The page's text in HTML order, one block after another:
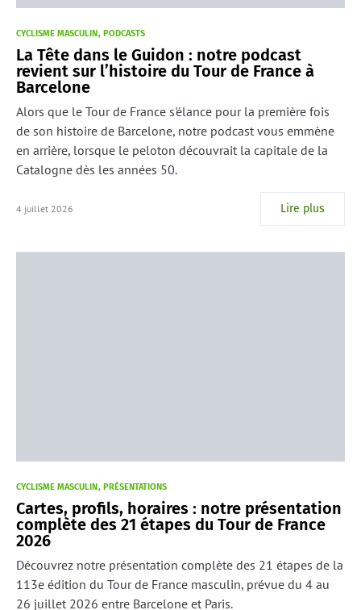
CYCLISME MASCULIN PODCASTS
La Tête dans le Guidon : notre podcast
revient sur l’histoire du Tour de France à
Barcelone
Alors que le Tour de France s'élance pour la première fois
de son histoire de Barcelone, notre podcast vous emmène
en arrière, lorsque le peloton découvrait la capitale de la
Catalogne dès les années 50.
4 juillet 2026 Lire plus
CYCLISME MASCULIN PRÉSENTATIONS
Cartes, profils, horaires : notre présentation
complète des 21 étapes du Tour de France
2026
Découvrez notre présentation complète des 21 étapes de la
113e édition du Tour de France masculin, prévue du 4 au
26 juillet 2026 entre Barcelone et Paris.